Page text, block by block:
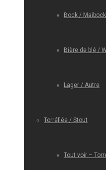
Bock /
Bière de blé /
Lager / Autre
Torréfiée / Stout
Tout voir –